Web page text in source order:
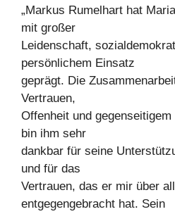
„Markus Rumelhart hat
mit großer
Leidenschaft,
persönlichem Einsatz
geprägt. Die
Vertrauen,
Offenheit und
bin ihm sehr
dankbar für seine
und für das
Vertrauen, das er mir über
entgegengebracht hat. Sein